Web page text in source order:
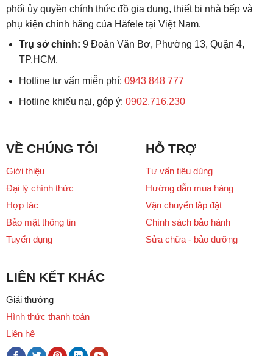
phối ủy quyền chính thức đồ gia dụng, thiết bị nhà bếp và
phụ kiện chính hãng của Häfele tại Việt Nam.
Trụ sở chính: 9 Đoàn Văn Bơ, Phường 13, Quận 4,
TP.HCM.
Hotline tư vấn miễn phí: 0943 848 777
Hotline khiếu nại, góp ý: 0902.716.230
VỀ CHÚNG TÔI
Giới thiệu
Đại lý chính thức
Hợp tác
Bảo mật thông tin
Tuyển dụng
HỖ TRỢ
Tư vấn tiêu dùng
Hướng dẫn mua hàng
Vận chuyển lắp đặt
Chính sách bảo hành
Sửa chữa - bảo dưỡng
LIÊN KẾT KHÁC
Giải thưởng
Hình thức thanh toán
Liên hệ